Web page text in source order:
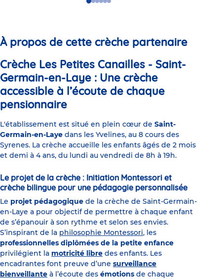
GoGoGoGo
GoGo
À propos de cette crèche partenaire
Crèche Les Petites Canailles - Saint-
Germain-en-Laye : Une crèche
accessible à l’écoute de chaque
pensionnaire
L'établissement est situé en plein cœur de Saint-
Germain-en-Laye dans les Yvelines, au 8 cours des
Syrenes. La crèche accueille les enfants âgés de 2 mois
et demi à 4 ans, du lundi au vendredi de 8h à 19h.
Le projet de la crèche : Initiation Montessori et
crèche bilingue pour une pédagogie personnalisée
Le projet pédagogique de la crèche de Saint-Germain-
en-Laye a pour objectif de permettre à chaque enfant
de s’épanouir à son rythme et selon ses envies.
S’inspirant de la philosophie Montessori, les
professionnelles diplômées de la petite enfance
privilégient la motricité libre des enfants. Les
encadrantes font preuve d’une surveillance
bienveillante à l’écoute des émotions de chaque